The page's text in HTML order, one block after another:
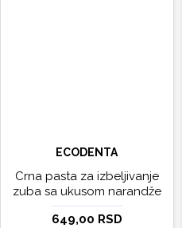
ECODENTA
Crna pasta za izbeljivanje
zuba sa ukusom narandže
Ecodenta 100 ml
649,00 RSD